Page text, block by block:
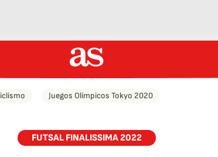
Juegos Olímpicos Tokyo 2020
FUTSAL FINALISSIMA 2022